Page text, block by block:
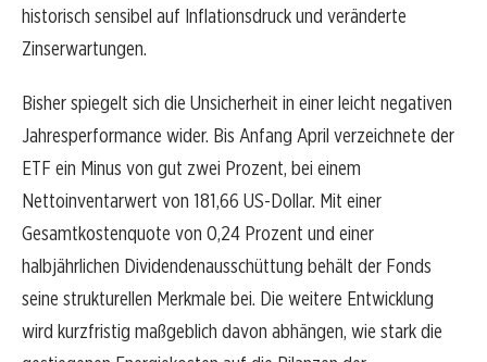
historisch sensibel auf Inflationsdruck und veränderte
Zinserwartungen.
Bisher spiegelt sich die Unsicherheit in einer leicht negativen
Jahresperformance wider. Bis Anfang April verzeichnete der
ETF ein Minus von gut zwei Prozent, bei einem
Nettoinventarwert von 181,66 US-Dollar. Mit einer
Gesamtkostenquote von 0,24 Prozent und einer
halbjährlichen Dividendenausschüttung behält der Fonds
seine strukturellen Merkmale bei. Die weitere Entwicklung
wird kurzfristig maßgeblich davon abhängen, wie stark die